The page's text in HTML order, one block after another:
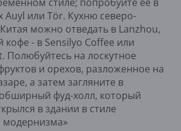
Auyl или Tör. Кухню северо-
можно отведать в Lanzhou,
кофе - в Sensilyo Coffee или
Полюбуйтесь на лоскутное
и орехов, разложенное на
а затем загляните в
фуд-холл, который
в здании в стиле
модернизма»